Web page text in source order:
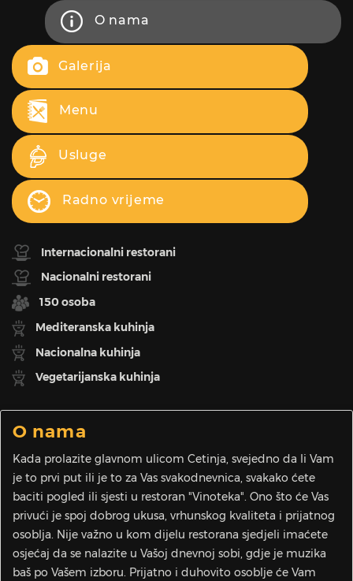
O nama
Galerija
Menu
Usluge
Radno vrijeme
Internacionalni restorani
Nacionalni restorani
150 osoba
Mediteranska kuhinja
Nacionalna kuhinja
Vegetarijanska kuhinja
O nama
Kada prolazite glavnom ulicom Cetinja, svejedno da li Vam
je to prvi put ili je to za Vas svakodnevnica, svakako ćete
baciti pogled ili sjesti u restoran "Vinoteka". Ono što će Vas
privući je spoj dobrog ukusa, vrhunskog kvaliteta i prijatnog
osoblja. Nije važno u kom dijelu restorana sjedjeli imaćete
osjećaj da se nalazite u Vašoj dnevnoj sobi, gdje je muzika
baš po Vašem izboru. Prijatno i duhovito osoblje će Vam